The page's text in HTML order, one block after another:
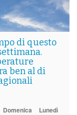
di questo
ben al di
Domenica Lunedì